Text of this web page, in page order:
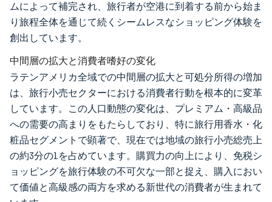
ムによって補完され、旅行者が空港に到着する前から始ま
り旅程全体を通じて続くシームレスなショッピング体験を
創出しています。
中間層の拡大と消費者嗜好の変化
ラテンアメリカ全域での中間層の拡大と可処分所得の増加
は、旅行小売セクターにおける消費者行動を根本的に変革
しています。この人口動態の変化は、プレミアム・高級品
への需要の高まりをもたらしており、特に旅行用香水・化
粧品セグメントで顕著で、現在では地域の旅行小売総売上
の約3分の1を占めています。購買力の向上により、免税シ
ョッピングを旅行体験の不可欠な一部と捉え、購入におい
て価値と高級感の両方を求める新世代の消費者が生まれて